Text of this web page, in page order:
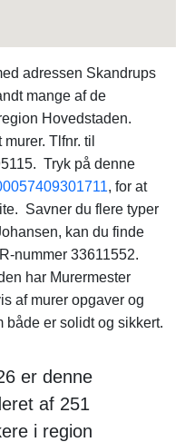
adressen Skandrups
mange af de
Hovedstaden.
Tlfnr. til
Tryk på denne
, for at
Savner du flere typer
kan du finde
nummer 33611552.
har Murermester
af murer opgaver og
både er solidt og sikkert.
er denne
af 251
i region